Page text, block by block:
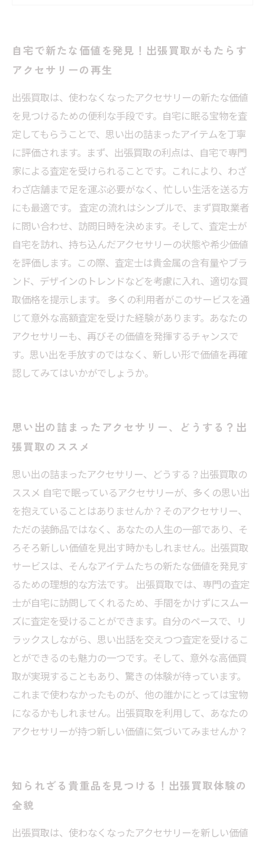
魅力
出張買取で変わるあなたのアクセサリーの価値
とは？
あなたの大切なアイテムに新しい価値を！出張
買取の未来
自宅で新たな価値を発見！出張買取がもたらす
アクセサリーの再生
出張買取は、使わなくなったアクセサリーの新たな価値
を見つけるための便利な手段です。自宅に眠る宝物を査
定してもらうことで、思い出の詰まったアイテムを丁寧
に評価されます。まず、出張買取の利点は、自宅で専門
家による査定を受けられることです。これにより、わざ
わざ店舗まで足を運ぶ必要がなく、忙しい生活を送る方
にも最適です。 査定の流れはシンプルで、まず買取業者
に問い合わせ、訪問日時を決めます。そして、査定士が
自宅を訪れ、持ち込んだアクセサリーの状態や希少価値
を評価します。この際、査定士は貴金属の含有量やブラ
ンド、デザインのトレンドなどを考慮に入れ、適切な買
取価格を提示します。 多くの利用者がこのサービスを通
じて意外な高額査定を受けた経験があります。あなたの
アクセサリーも、再びその価値を発揮するチャンスで
す。思い出を手放すのではなく、新しい形で価値を再確
認してみてはいかがでしょうか。
思い出の詰まったアクセサリー、どうする？出
張買取のススメ
思い出の詰まったアクセサリー、どうする？出張買取の
ススメ 自宅で眠っているアクセサリーが、多くの思い出
を抱えていることはありませんか？そのアクセサリー、
ただの装飾品ではなく、あなたの人生の一部であり、そ
ろそろ新しい価値を見出す時かもしれません。出張買取
サービスは、そんなアイテムたちの新たな価値を発見す
るための理想的な方法です。 出張買取では、専門の査定
士が自宅に訪問してくれるため、手間をかけずにスムー
ズに査定を受けることができます。自分のペースで、リ
ラックスしながら、思い出話を交えつつ査定を受けるこ
とができるのも魅力の一つです。そして、意外な高価買
取が実現することもあり、驚きの体験が待っています。
これまで使わなかったものが、他の誰かにとっては宝物
になるかもしれません。出張買取を利用して、あなたの
アクセサリーが持つ新しい価値に気づいてみませんか？
知られざる貴重品を見つける！出張買取体験の
全貌
出張買取は、使わなくなったアクセサリーを新しい価値